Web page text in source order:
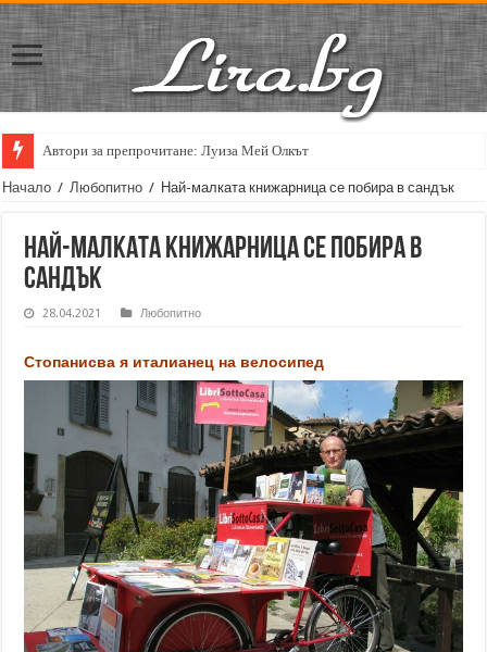
Автори за препрочитане: Луиза Мей Олкът
Кирил Кадийски: „Плачът на големия поет винаги е и сила, и
Начало / Любопитно / Най-малката книжарница се побира в сандък
Най-малката книжарница се побира в
сандък
28.04.2021 Любопитно
Стопанисва я италианец на велосипед